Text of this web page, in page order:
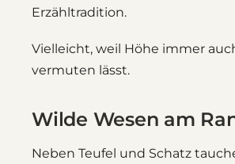
Erzähltradition.
Vielleicht, weil Höhe immer
vermuten lässt.
Wilde Wesen am
Neben Teufel und Schatz